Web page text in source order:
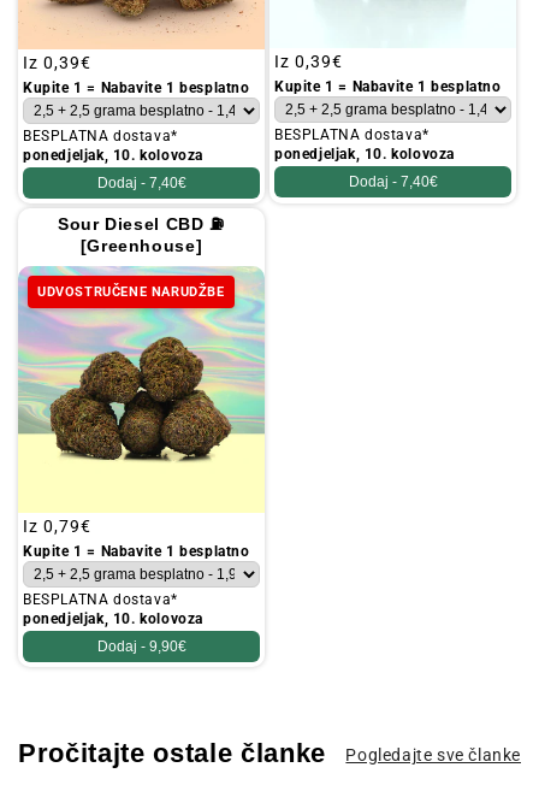
Redovna
cijena
Iz 0,39€
Kupite 1 = Nabavite 1 besplatno
BESPLATNA dostava*
ponedjeljak, 10. kolovoza
Dodaj - 7,40€
Redovna
cijena
Iz 0,39€
Kupite 1 = Nabavite 1 besplatno
BESPLATNA dostava*
ponedjeljak, 10. kolovoza
Dodaj - 7,40€
Sour Diesel CBD ⛽
[Greenhouse]
UDVOSTRUČENE NARUDŽBE
Redovna
cijena
Iz 0,79€
Kupite 1 = Nabavite 1 besplatno
BESPLATNA dostava*
ponedjeljak, 10. kolovoza
Dodaj - 9,90€
Pročitajte ostale članke Pogledajte sve članke